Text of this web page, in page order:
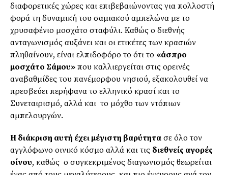
διαφορετικές χώρες και επιβεβαιώνοντας για πολλοστή
φορά τη δυναμική του σαμιακού αμπελώνα με το
χρυσαφένιο μοσχάτο σταφύλι. Καθώς ο διεθνής
ανταγωνισμός αυξάνει και οι ετικέτες των κρασιών
πληθαίνουν, είναι ελπιδοφόρο το ότι το «άσπρο
μοσχάτο Σάμου» που καλλιεργείται στις ορεινές
αναβαθμίδες του πανέμορφου νησιού, εξακολουθεί να
πρεσβεύει περήφανα το ελληνικό κρασί και το
Συνεταιρισμό, αλλά και το μόχθο των ντόπιων
αμπελουργών.
Η διάκριση αυτή έχει μέγιστη βαρύτητα σε όλο τον
αγγλόφωνο οινικό κόσμο αλλά και τις διεθνείς αγορές
οίνου, καθώς ο συγκεκριμένος διαγωνισμός θεωρείται